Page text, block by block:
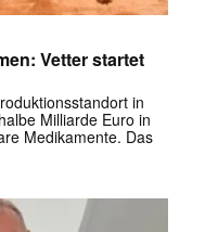
Vetter startet
in
Milliarde Euro in
Medikamente. Das